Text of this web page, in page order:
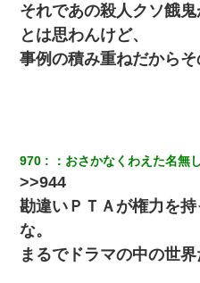
それであの殺人クソ餓
とは思わんけど、
事例の積み重ねだから
970 ： おさかなくわえた名無
>>944
勘違いＰＴＡが権力を
な。
まるでドラマの中の世界